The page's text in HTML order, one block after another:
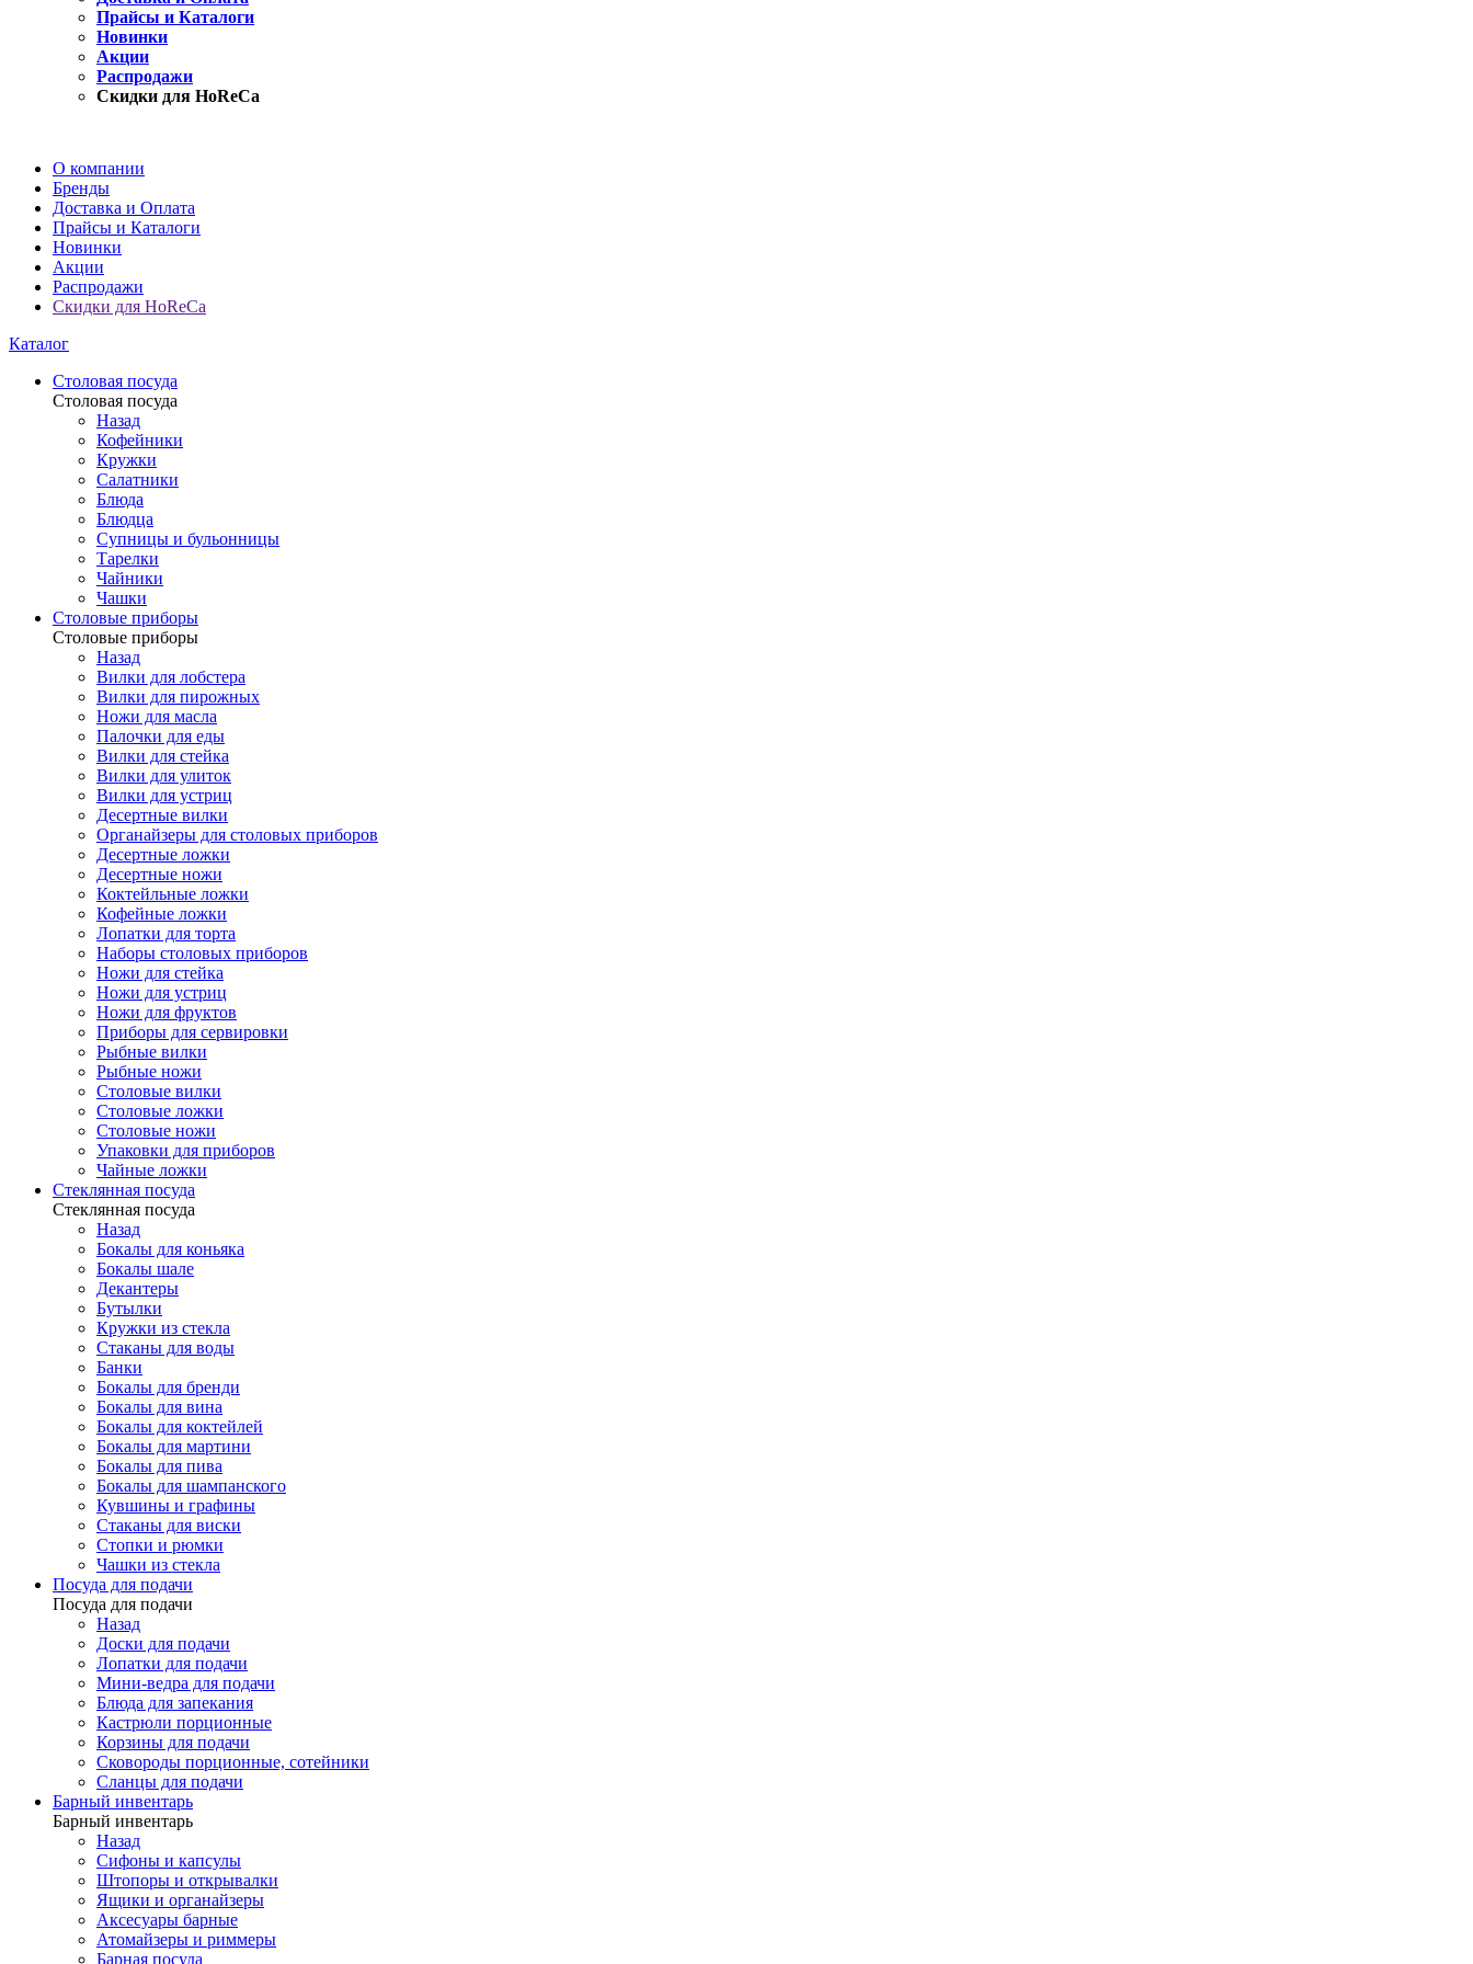
Прайсы и Каталоги
Новинки
Акции
Распродажи
Скидки для HoReCa
О компании
Бренды
Доставка и Оплата
Прайсы и Каталоги
Новинки
Акции
Распродажи
Скидки для HoReCa
Каталог
Столовая посуда
Столовая посуда
Назад
Кофейники
Кружки
Салатники
Блюда
Блюдца
Супницы и бульонницы
Тарелки
Чайники
Чашки
Cтоловые приборы
Cтоловые приборы
Назад
Вилки для лобстера
Вилки для пирожных
Ножи для масла
Палочки для еды
Вилки для стейка
Вилки для улиток
Вилки для устриц
Десертные вилки
Органайзеры для столовых приборов
Десертные ложки
Десертные ножи
Коктейльные ложки
Кофейные ложки
Лопатки для торта
Наборы столовых приборов
Ножи для стейка
Ножи для устриц
Ножи для фруктов
Приборы для сервировки
Рыбные вилки
Рыбные ножи
Столовые вилки
Столовые ложки
Столовые ножи
Упаковки для приборов
Чайные ложки
Стеклянная посуда
Стеклянная посуда
Назад
Бокалы для коньяка
Бокалы шале
Декантеры
Бутылки
Кружки из стекла
Стаканы для воды
Банки
Бокалы для бренди
Бокалы для вина
Бокалы для коктейлей
Бокалы для мартини
Бокалы для пива
Бокалы для шампанского
Кувшины и графины
Стаканы для виски
Стопки и рюмки
Чашки из стекла
Посуда для подачи
Посуда для подачи
Назад
Доски для подачи
Лопатки для подачи
Мини-ведра для подачи
Блюда для запекания
Кастрюли порционные
Корзины для подачи
Сковороды порционные, сотейники
Сланцы для подачи
Барный инвентарь
Барный инвентарь
Назад
Сифоны и капсулы
Штопоры и открывалки
Ящики и органайзеры
Аксесуары барные
Атомайзеры и риммеры
Барная посуда